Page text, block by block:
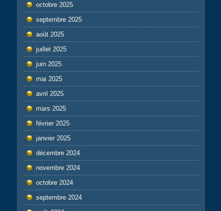
octobre 2025
septembre 2025
août 2025
juillet 2025
juin 2025
mai 2025
avril 2025
mars 2025
février 2025
janvier 2025
décembre 2024
novembre 2024
octobre 2024
septembre 2024